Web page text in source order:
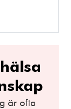
är ofta